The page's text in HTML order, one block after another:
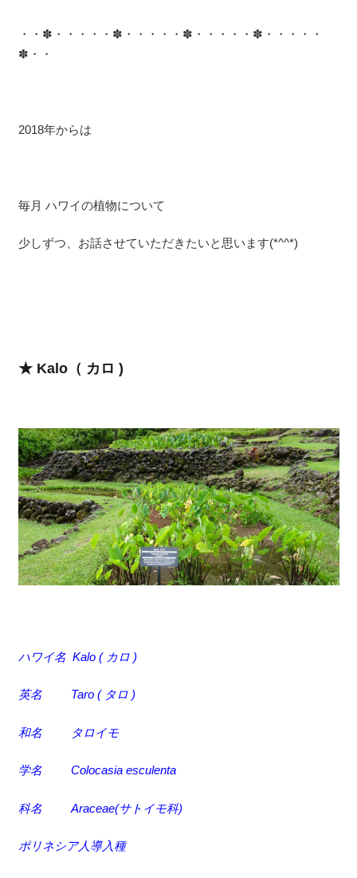
・・✽・・・・・✽・・・・・✽・・・・・✽・・・・・
✽・・
2018年からは
毎月 ハワイの植物について
少しずつ、お話させていただきたいと思います(*^^*)
★ Kalo（ カロ )
ハワイ名 Kalo ( カロ )
英名 Taro ( タロ )
和名 タロイモ
学名 Colocasia esculenta
科名 Araceae(サトイモ科)
ポリネシア人導入種